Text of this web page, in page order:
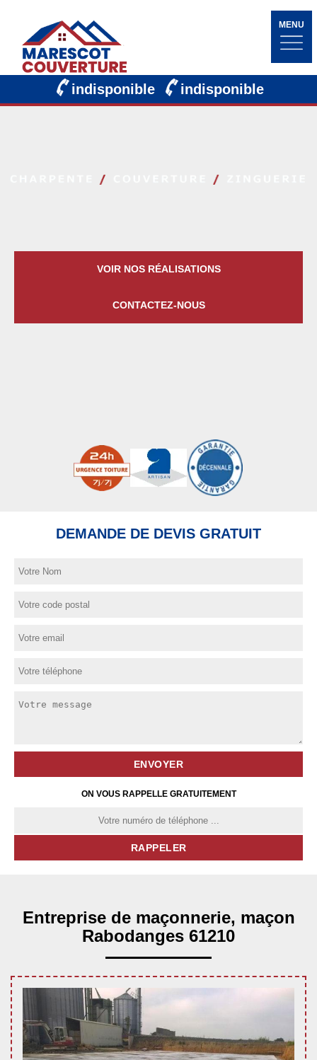
MENU
indisponible indisponible
VOIR NOS RÉALISATIONS
CONTACTEZ-NOUS
DEMANDE DE DEVIS GRATUIT
ON VOUS RAPPELLE GRATUITEMENT
Entreprise de maçonnerie, maçon
Rabodanges 61210